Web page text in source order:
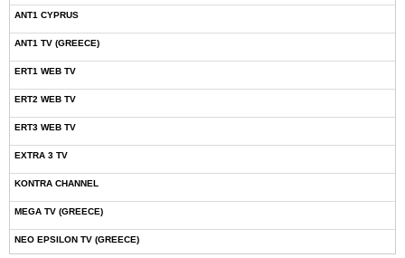
ANT1 CYPRUS
ANT1 TV (GREECE)
ERT1 WEB TV
ERT2 WEB TV
ERT3 WEB TV
EXTRA 3 TV
KONTRA CHANNEL
MEGA TV (GREECE)
NEO EPSILON TV (GREECE)